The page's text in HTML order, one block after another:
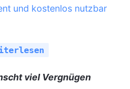
und kostenlos nutzbar
viel Vergnügen